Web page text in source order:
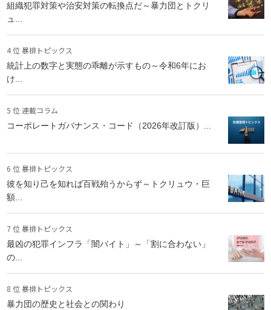
組織犯罪対策や治安対策の転換点だ～暴力団とトクリ
ュ...
4 位 暴排トピックス
統計上の数字と実態の乖離が示すもの～令和6年にお
け...
5 位 連載コラム
コーポレートガバナンス・コード（2026年改訂版）...
6 位 暴排トピックス
彼を知り己を知れば百戦殆うからず～トクリュウ・巨
額...
7 位 暴排トピックス
最凶の犯罪インフラ「闇バイト」～「割に合わない」
の...
8 位 暴排トピックス
暴力団の歴史と社会との関わり